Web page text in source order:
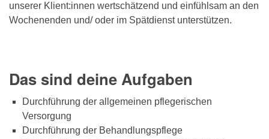
unserer Klient:innen wertschätzend und einfühlsam an den
Wochenenden und/ oder im Spätdienst unterstützen.
Das sind deine Aufgaben
Durchführung der allgemeinen pflegerischen
Versorgung
Durchführung der Behandlungspflege